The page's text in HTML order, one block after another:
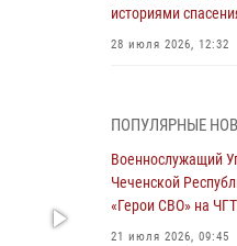
историями
28 июля 2026, 12:32
Чеченскую
23 июля 2026, 12:50
Военнослужащий
Чеченской
ПОПУЛЯРНЫЕ
Военнослужащий
Чеченской
«Герои СВО» на
21 июля 2026, 09:45